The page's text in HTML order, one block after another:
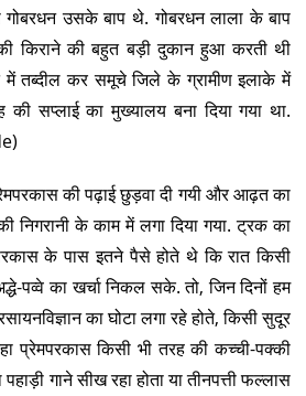
उसके बाप थे. गोबरधन लाला के बाप
किराने की बहुत बड़ी दुकान हुआ करती थी
तब्दील कर समूचे जिले के ग्रामीण इलाके में
सप्लाई का मुख्यालय बना दिया गया था.
की पढ़ाई छुड़वा दी गयी और आढ़त का
के काम में लगा दिया गया. ट्रक का
के पास इतने पैसे होते थे कि रात किसी
पव्वे का खर्चा निकल सके. तो, जिन दिनों हम
का घोटा लगा रहे होते, किसी सुदूर
प्रेमपरकास किसी भी तरह की कच्ची-पक्की
गाने सीख रहा होता या तीनपत्ती फल्लास